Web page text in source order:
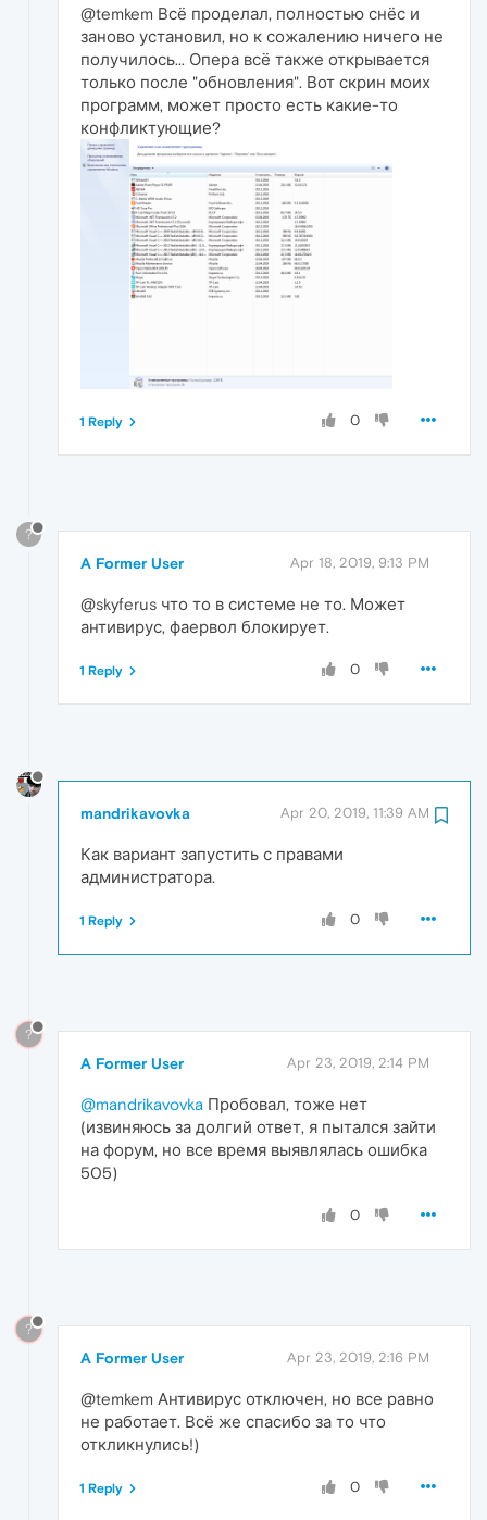
@temkem Всё проделал, полностью снёс и
заново установил, но к сожалению ничего не
получилось... Опера всё также открывается
только после "обновления". Вот скрин моих
программ, может просто есть какие-то
конфликтующие?
0
1 Reply
?
A Former User Apr 18, 2019, 9:13 PM
@skyferus что то в системе не то. Может
антивирус, фаервол блокирует.
0
1 Reply
mandrikavovka Apr 20, 2019, 11:39 AM
Как вариант запустить с правами
администратора.
0
1 Reply
?
A Former User Apr 23, 2019, 2:14 PM
@mandrikavovka Пробовал, тоже нет
(извиняюсь за долгий ответ, я пытался зайти
на форум, но все время выявлялась ошибка
505)
0
?
A Former User Apr 23, 2019, 2:16 PM
@temkem Антивирус отключен, но все равно
не работает. Всё же спасибо за то что
откликнулись!)
0
1 Reply